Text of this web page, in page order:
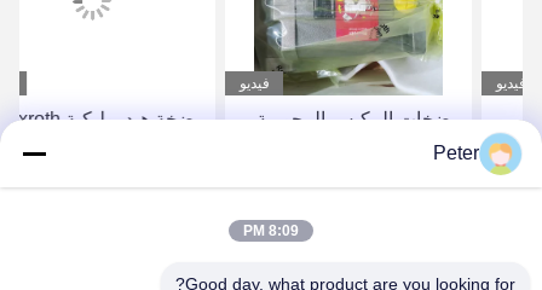
فيديو
مضخات المكبس المحورية
مضخة هيدروليكية Rexroth
الإزاحة عالية الموثوقية
Peter
8:09 PM
Good day, what product are you looking for?